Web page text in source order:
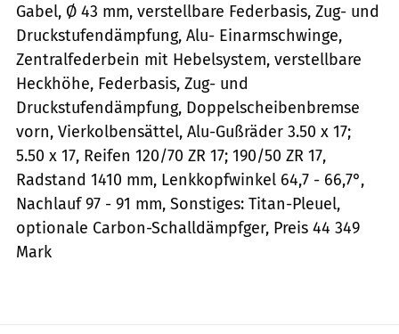
Gabel, Ø 43 mm, verstellbare Federbasis, Zug- und
Druckstufendämpfung, Alu- Einarmschwinge,
Zentralfederbein mit Hebelsystem, verstellbare
Heckhöhe, Federbasis, Zug- und
Druckstufendämpfung, Doppelscheibenbremse
vorn, Vierkolbensättel, Alu-Gußräder 3.50 x 17;
5.50 x 17, Reifen 120/70 ZR 17; 190/50 ZR 17,
Radstand 1410 mm, Lenkkopfwinkel 64,7 - 66,7°,
Nachlauf 97 - 91 mm, Sonstiges: Titan-Pleuel,
optionale Carbon-Schalldämpfger, Preis 44 349
Mark